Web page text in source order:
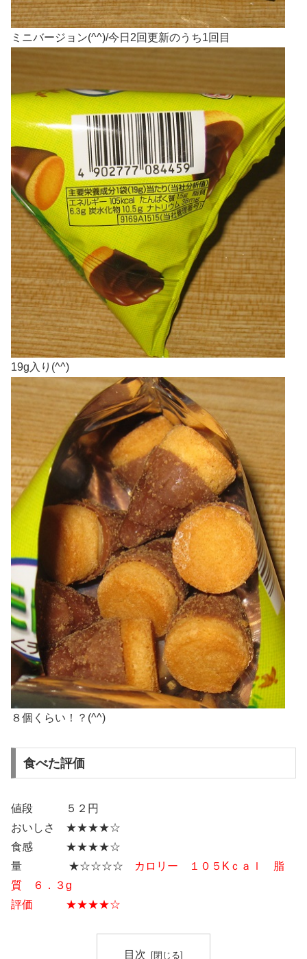
ミニバージョン(^^)/今日2回更新のうち1回目
19g入り(^^)
８個くらい！？(^^)
食べた評価
値段 ５２円
おいしさ ★★★★☆
食感 ★★★★☆
量 ★☆☆☆☆
カロリー １０５Kｃａｌ 脂
質 ６．３g
評価 ★★★★☆
目次